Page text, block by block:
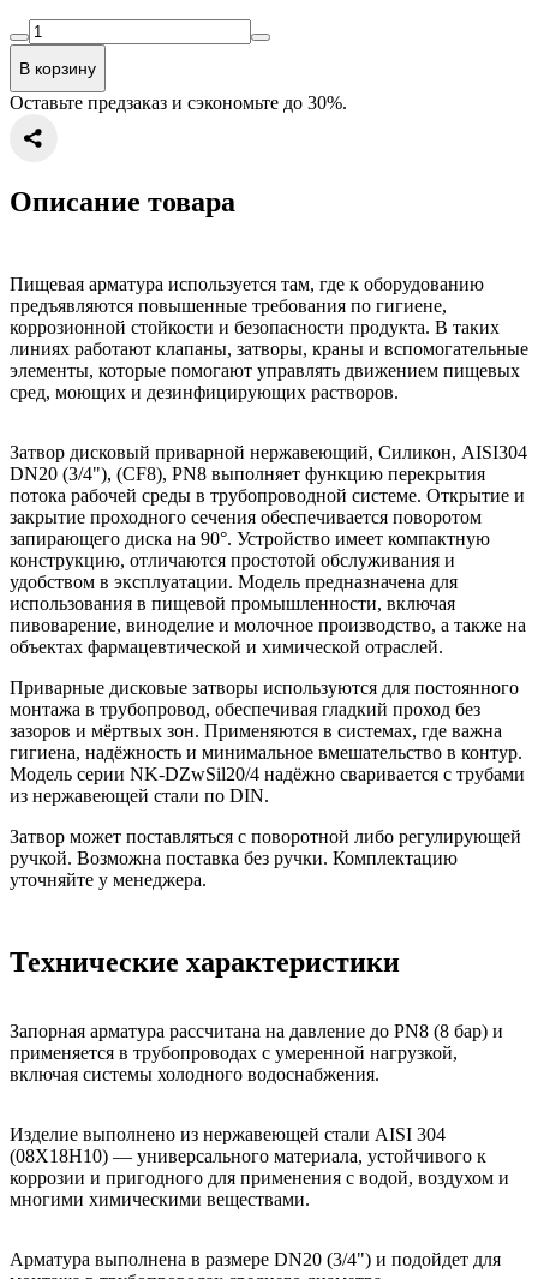
В корзину
Оставьте предзаказ и сэкономьте до 30%.
Описание товара
Затвор дисковый приварной нержавеющий, Силикон, AISI304
DN20 (3/4"), (CF8), PN8 выполняет функцию перекрытия
потока рабочей среды в трубопроводной системе. Открытие и
закрытие проходного сечения обеспечивается поворотом
запирающего диска на 90°. Устройство имеет компактную
конструкцию, отличаются простотой обслуживания и
удобством в эксплуатации. Модель предназначена для
использования в пищевой промышленности, включая
пивоварение, виноделие и молочное производство, а также на
объектах фармацевтической и химической отраслей.
Приварные дисковые затворы используются для постоянного
монтажа в трубопровод, обеспечивая гладкий проход без
зазоров и мёртвых зон. Применяются в системах, где важна
гигиена, надёжность и минимальное вмешательство в контур.
Модель серии NK-DZwSil20/4 надёжно сваривается с трубами
из нержавеющей стали по DIN.
Затвор может поставляться с поворотной либо регулирующей
ручкой. Возможна поставка без ручки. Комплектацию
уточняйте у менеджера.
Пищевая арматура используется там, где к оборудованию
предъявляются повышенные требования по гигиене,
коррозионной стойкости и безопасности продукта. В таких
линиях работают клапаны, затворы, краны и вспомогательные
элементы, которые помогают управлять движением пищевых
сред, моющих и дезинфицирующих растворов.
Технические характеристики
Запорная арматура рассчитана на давление до PN8 (8 бар) и
применяется в трубопроводах с умеренной нагрузкой,
включая системы холодного водоснабжения.
Изделие выполнено из нержавеющей стали AISI 304
(08Х18Н10) — универсального материала, устойчивого к
коррозии и пригодного для применения с водой, воздухом и
многими химическими веществами.
Арматура выполнена в размере DN20 (3/4") и подойдет для